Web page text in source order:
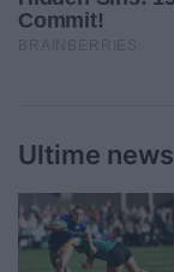
Ultime news